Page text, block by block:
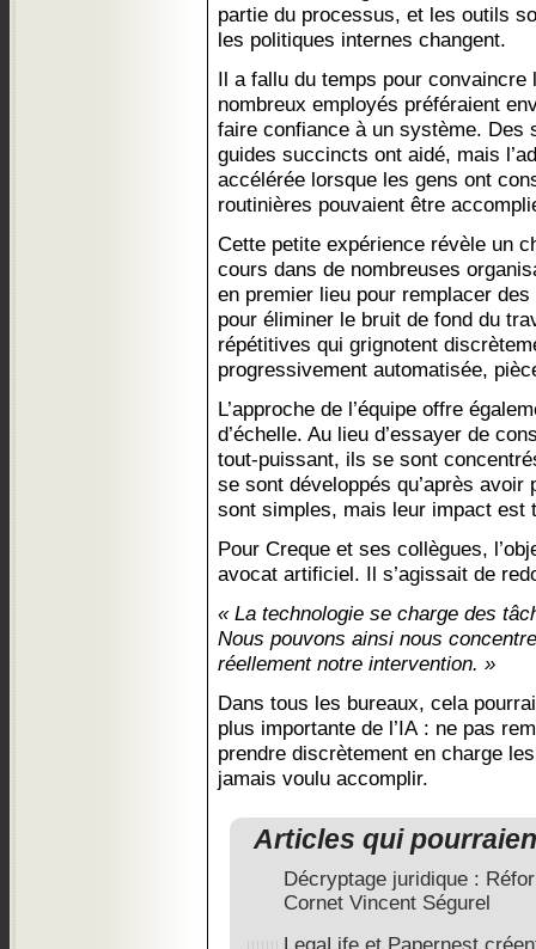
partie du processus, et les outils
les politiques internes changent.
Il a fallu du temps pour
nombreux employés préféraient
faire confiance à un système. Des
guides succincts ont aidé, mais
accélérée lorsque les gens ont
routinières pouvaient être
Cette petite expérience révèle un
cours dans de nombreuses
en premier lieu pour remplacer
pour éliminer le bruit de fond du
répétitives qui grignotent
progressivement automatisée,
L’approche de l’équipe offre
d’échelle. Au lieu d’essayer de
tout-puissant, ils se sont
se sont développés qu’après
sont simples, mais leur impact est
Pour Creque et ses collègues,
avocat artificiel. Il s’agissait de
« La technologie se charge des
Nous pouvons ainsi nous
réellement notre intervention. »
Dans tous les bureaux, cela
plus importante de l’IA : ne pas
prendre discrètement en charge
jamais voulu accomplir.
Articles qui
Décryptage juridique :
Cornet Vincent Ségurel